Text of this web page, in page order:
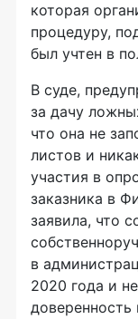
которая
процедуру,
был учтен в
В суде,
за дачу
что она не
листов и
участия в
заказника в
заявила, что
в
2020 года и